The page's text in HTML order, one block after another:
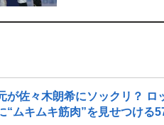
が佐々木朗希にソックリ？
ムキムキ筋肉”を見せつける